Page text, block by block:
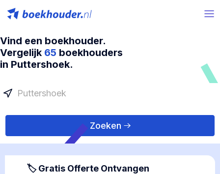
Vind een boekhouder.
Vergelijk 65 boekhouders
in Puttershoek.
Zoeken
🏷 Gratis Offerte Ontvangen